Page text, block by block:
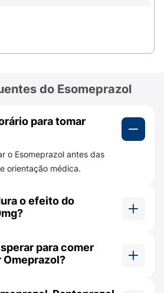
Esomeprazol 20mg devem
com ou sem
nem mastigar o
colaterais do
pode causar alguns efeitos
comuns incluem:
do Esomeprazol
para tomar
o Esomeprazol antes das
orientação médica.
o efeito do
exata pode variar.
para comer
Omeprazol?